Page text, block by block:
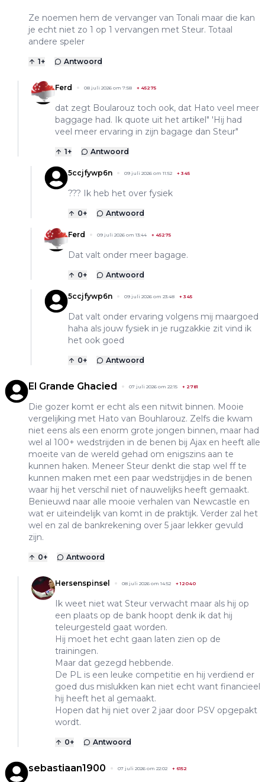
Ze noemen hem de vervanger van Tonali maar die kan
je echt niet zo 1 op 1 vervangen met Steur. Totaal
andere speler
1+ Antwoord
Ferd 08 juli 2026 om 7:58 + 45275
dat zegt Boularouz toch ook, dat Hato veel meer
baggage had. Ik quote uit het artikel" 'Hij had
veel meer ervaring in zijn bagage dan Steur"
1+ Antwoord
5ccjfywp6n 09 juli 2026 om 11:52 + 345
??? Ik heb het over fysiek
0+ Antwoord
Ferd 09 juli 2026 om 13:44 + 45275
Dat valt onder meer bagage.
0+ Antwoord
5ccjfywp6n 09 juli 2026 om 23:48 + 345
Dat valt onder ervaring volgens mij maargoed
haha als jouw fysiek in je rugzakkie zit vind ik
het ook goed
0+ Antwoord
El Grande Ghacied 07 juli 2026 om 22:15 + 2781
Die gozer komt er echt als een nitwit binnen. Mooie
vergelijking met Hato van Bouhlarouz. Zelfs die kwam
niet eens als een enorm grote jongen binnen, maar had
wel al 100+ wedstrijden in de benen bij Ajax en heeft alle
moeite van de wereld gehad om enigszins aan te
kunnen haken. Meneer Steur denkt die stap wel ff te
kunnen maken met een paar wedstrijdjes in de benen
waar hij het verschil niet of nauwelijks heeft gemaakt.
Benieuwd naar alle mooie verhalen van Newcastle en
wat er uiteindelijk van komt in de praktijk. Verder zal het
wel en zal de bankrekening over 5 jaar lekker gevuld
zijn.
0+ Antwoord
Hersenspinsel 08 juli 2026 om 14:52 +12040
Ik weet niet wat Steur verwacht maar als hij op
een plaats op de bank hoopt denk ik dat hij
teleurgesteld gaat worden.
Hij moet het echt gaan laten zien op de
trainingen.
Maar dat gezegd hebbende.
De PL is een leuke competitie en hij verdiend er
goed dus mislukken kan niet echt want financieel
hij heeft het al gemaakt.
Hopen dat hij niet over 2 jaar door PSV opgepakt
wordt.
0+ Antwoord
sebastiaan1900 07 juli 2026 om 22:02 + 6152